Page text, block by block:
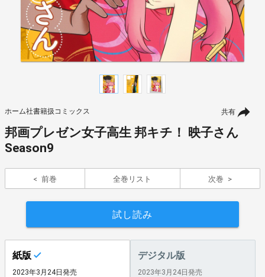
共有
ホーム社書籍扱コミックス
邦画プレゼン女子高生 邦キチ！ 映子さん
Season9
前巻 全巻リスト 次巻
試し読み
紙版
2023年3月24日発売
デジタル版
2023年3月24日発売